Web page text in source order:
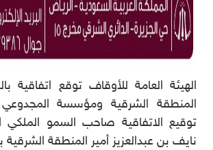
الهيئة العامة للأوقاف توقع اتفاقية
المنطقة الشرقية ومؤسسة
توقيع الاتفاقية صاحب السمو الملكي
نايف بن عبدالعزيز أمير المنطقة الشرقية